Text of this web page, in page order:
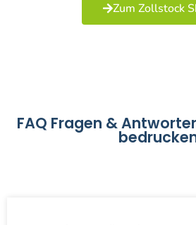
Zum Zollstock
FAQ Fragen &